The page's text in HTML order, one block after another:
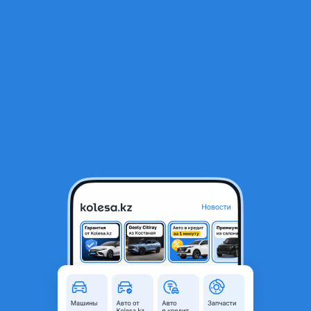
Передние фары ксенон Subaru legacy, outback BL BP Дорест
Алматы, Алматинская